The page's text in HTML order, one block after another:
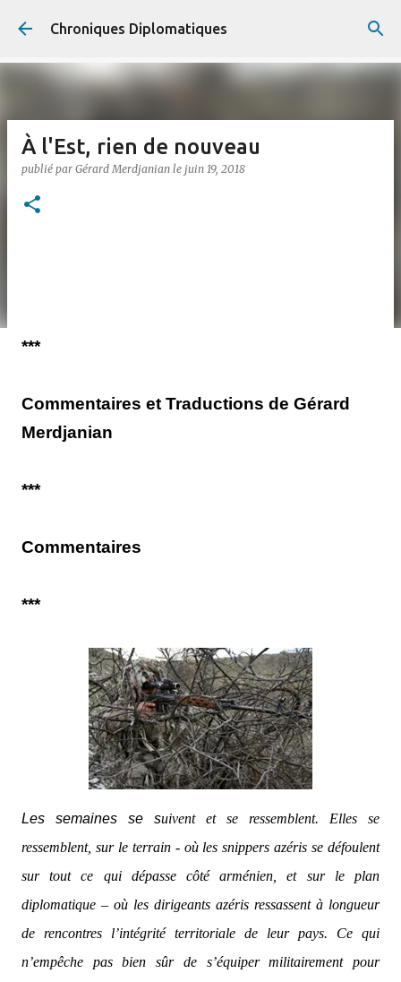
Accéder au contenu principal
Chroniques Diplomatiques
À l'Est, rien de nouveau
publié par Gérard Merdjanian le juin 19, 2018
***
Commentaires et Traductions de Gérard
Merdjanian
***
Commentaires
***
Les semaines se suivent et se ressemblent. Elles se
ressemblent, sur le terrain - où les snippers azéris se défoulent
sur tout ce qui dépasse côté arménien, et sur le plan
diplomatique – où les dirigeants azéris ressassent à longueur
de rencontres l’intégrité territoriale de leur pays. Ce qui
n’empêche pas bien sûr de s’équiper militairement pour